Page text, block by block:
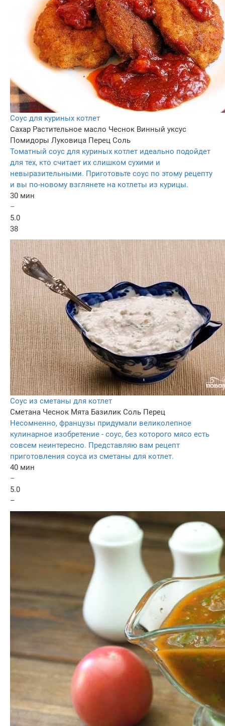
Соус для куриных котлет
Сахар Растительное масло Чеснок Винный уксус
Помидоры Луковица Перец Соль
Томатный соус для куриных котлет идеально подойдет
для тех, кто считает их слишком сухими и
невыразительными. Приготовьте соус по этому рецепту
и вы по-новому взглянете на котлеты из курицы.
30 мин
–
5.0
38
Соус из сметаны для котлет
Сметана Чеснок Мята Базилик Соль Перец
Несомненно, французы придумали великолепное
кулинарное изобретение - соус, без которого мясо есть
совсем неинтересно. Представляю вам рецепт
приготовления соуса из сметаны для котлет.
40 мин
–
5.0
–